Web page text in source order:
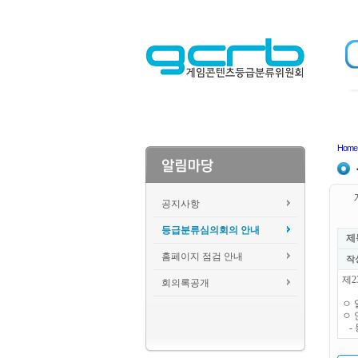
공지사항
등급분류심의회의 안내
홈페이지 점검 안내
회의록공개
Home
제
작
제
ㅇ
ㅇ
-